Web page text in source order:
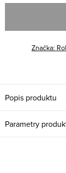
cena:
Značka:
Popis produktu
Parametry